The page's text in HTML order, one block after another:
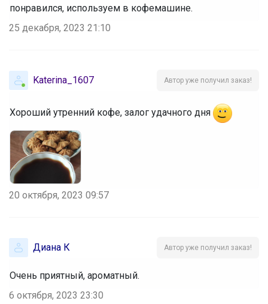
понравился, используем в кофемашине.
25 декабря, 2023 21:10
Katerina_1607 Автор уже получил заказ!
Хороший утренний кофе, залог удачного дня
20 октября, 2023 09:57
Диана К Автор уже получил заказ!
Очень приятный, ароматный.
6 октября, 2023 23:30